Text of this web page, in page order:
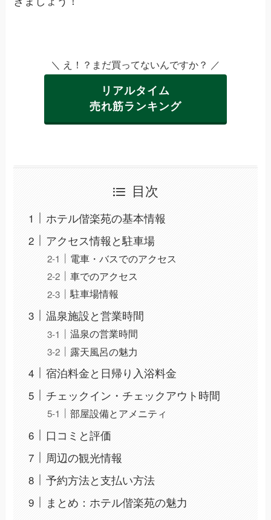
＼ え！？まだ買ってないんですか？ ／
リアルタイム
売れ筋ランキング
目次
ホテル偕楽苑の基本情報
アクセス情報と駐車場
電車・バスでのアクセス
車でのアクセス
駐車場情報
温泉施設と営業時間
温泉の営業時間
露天風呂の魅力
宿泊料金と日帰り入浴料金
チェックイン・チェックアウト時間
部屋設備とアメニティ
口コミと評価
周辺の観光情報
予約方法と支払い方法
まとめ：ホテル偕楽苑の魅力